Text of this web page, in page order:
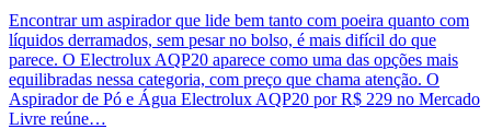
Encontrar um aspirador que lide bem tanto com poeira quanto com
líquidos derramados, sem pesar no bolso, é mais difícil do que
parece. O Electrolux AQP20 aparece como uma das opções mais
equilibradas nessa categoria, com preço que chama atenção. O
Aspirador de Pó e Água Electrolux AQP20 por R$ 229 no Mercado
Livre reúne…